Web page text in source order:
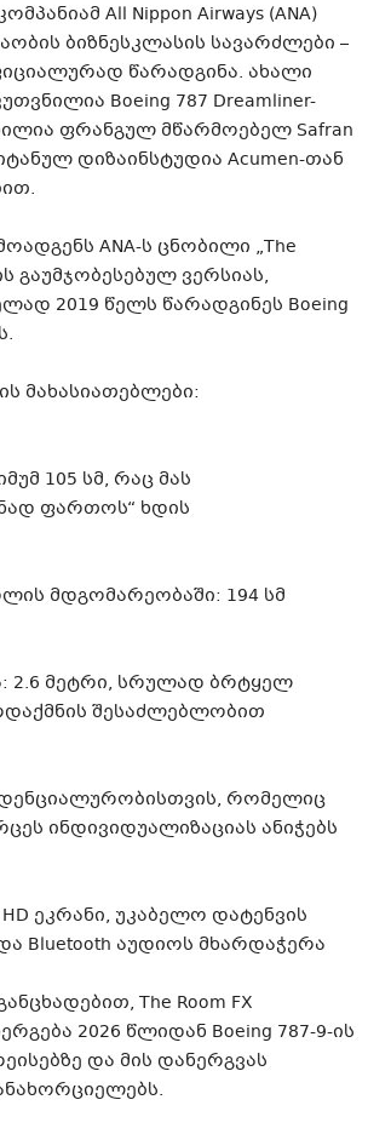
All Nippon Airways (ANA)
ბიზნესკლასის სავარძლები –
წარადგინა. ახალი
Boeing 787 Dreamliner-
ფრანგულ მწარმოებელ Safran
დიზაინსტუდია Acumen-თან
ANA-ს ცნობილი „The
გაუმჯობესებულ ვერსიას,
2019 წელს წარადგინეს Boeing
მახასიათებლები:
105 სმ, რაც მას
ფართოს“ ხდის
მდგომარეობაში: 194 სმ
2.6 მეტრი, სრულად ბრტყელ
შესაძლებლობით
რომელიც
ინდივიდუალიზაციას ანიჭებს
HD ეკრანი, უკაბელო დატენვის
Bluetooth აუდიოს მხარდაჭერა
The Room FX
2026 წლიდან Boeing 787-9-ის
და მის დანერგვას